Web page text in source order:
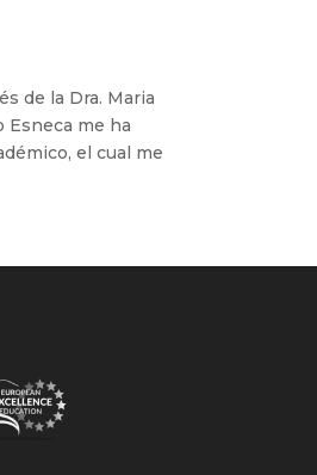
de la Dra. Maria
Esneca me ha
el cual me